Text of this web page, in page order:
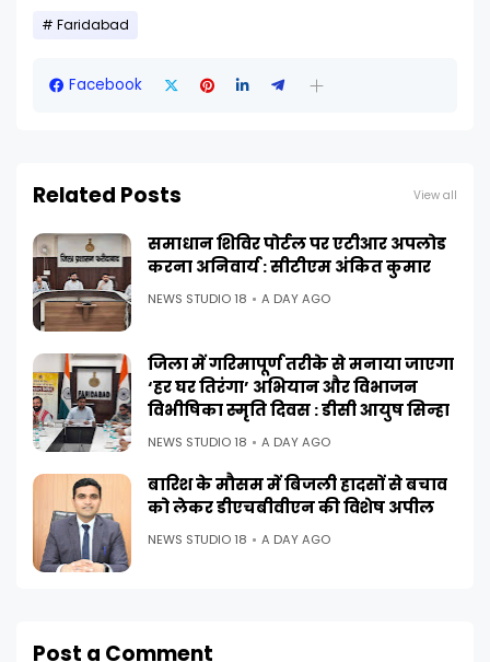
Faridabad
Facebook
Related Posts View all
समाधान शिविर पोर्टल पर एटीआर अपलोड
करना अनिवार्य : सीटीएम अंकित कुमार
NEWS STUDIO 18 A DAY AGO
जिला में गरिमापूर्ण तरीके से मनाया जाएगा
‘हर घर तिरंगा’ अभियान और विभाजन
विभीषिका स्मृति दिवस : डीसी आयुष सिन्हा
NEWS STUDIO 18 A DAY AGO
बारिश के मौसम में बिजली हादसों से बचाव
को लेकर डीएचबीवीएन की विशेष अपील
NEWS STUDIO 18 A DAY AGO
Post a Comment